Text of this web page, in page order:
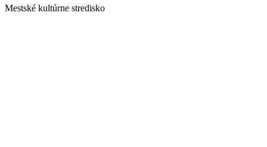
Mestské kultúrne stredisko